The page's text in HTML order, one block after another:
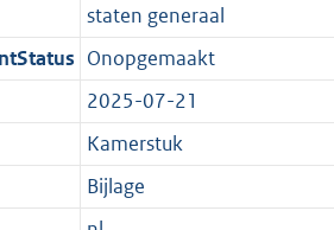
K
b K
staten generaal
Onopgemaakt
2025-07-21
Kamerstuk
Bijlage